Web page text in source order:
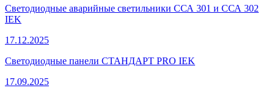
Светодиодные аварийные светильники ССА 301 и ССА 302
IEK
17.12.2025
Светодиодные панели СТАНДАРТ PRO IEK
17.09.2025